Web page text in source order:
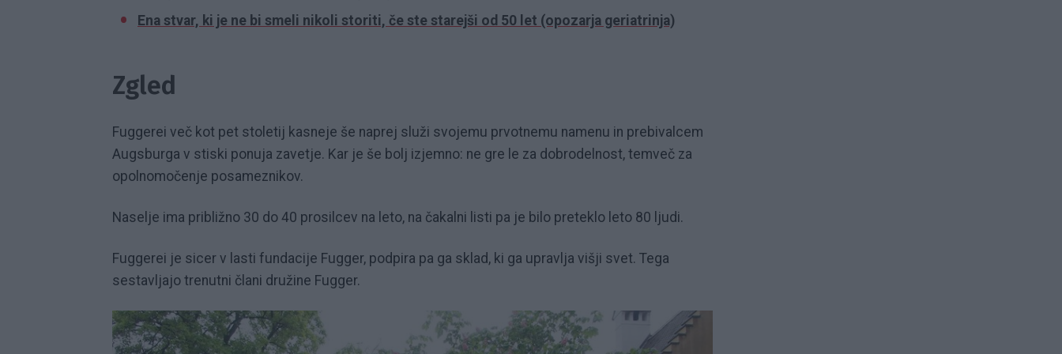
Ena stvar, ki je ne bi smeli nikoli storiti, če ste starejši od 50 let (opozarja geriatrinja)
Zgled
Fuggerei več kot pet stoletij kasneje še naprej služi svojemu prvotnemu namenu in prebivalcem
Augsburga v stiski ponuja zavetje. Kar je še bolj izjemno: ne gre le za dobrodelnost, temveč za
opolnomočenje posameznikov.
Naselje ima približno 30 do 40 prosilcev na leto, na čakalni listi pa je bilo preteklo leto 80 ljudi.
Fuggerei je sicer v lasti fundacije Fugger, podpira pa ga sklad, ki ga upravlja višji svet. Tega
sestavljajo trenutni člani družine Fugger.